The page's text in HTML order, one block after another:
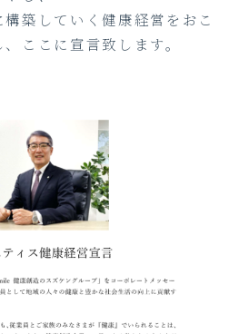
築していく健康経営をおこ
ここに宣言致します。